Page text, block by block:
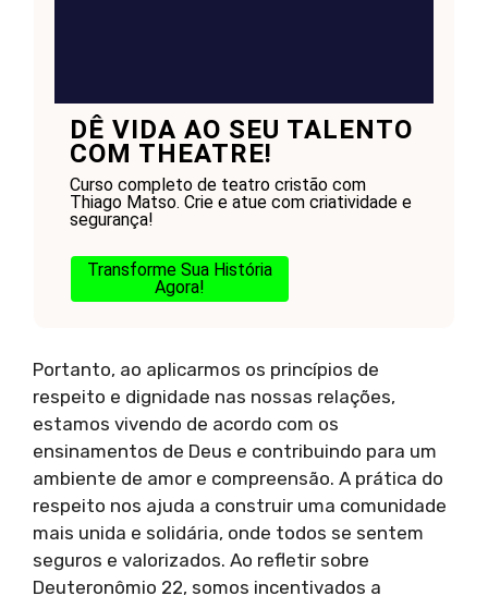
DÊ VIDA AO SEU TALENTO
COM THEATRE!
Curso completo de teatro cristão com
Thiago Matso. Crie e atue com criatividade e
segurança!
Transforme Sua História
Agora!
Portanto, ao aplicarmos os princípios de
respeito e dignidade nas nossas relações,
estamos vivendo de acordo com os
ensinamentos de Deus e contribuindo para um
ambiente de amor e compreensão. A prática do
respeito nos ajuda a construir uma comunidade
mais unida e solidária, onde todos se sentem
seguros e valorizados. Ao refletir sobre
Deuteronômio 22, somos incentivados a